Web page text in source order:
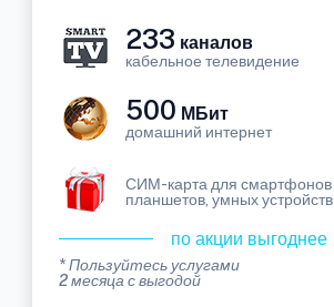
233 каналов
кабельное телевидение
500 МБит
домашний интернет
СИМ-карта для смартфонов
планшетов, умных устройств
по акции выгоднее
* Пользуйтесь услугами
2 месяца с выгодой